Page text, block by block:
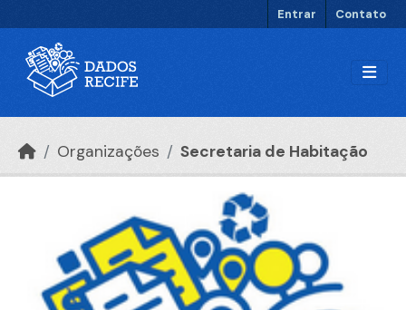
Entrar Contato
Organizações Secretaria de Habitação